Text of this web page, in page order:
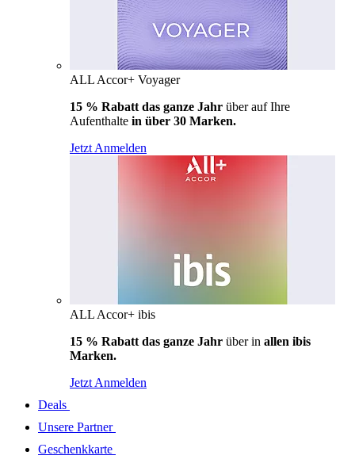
ALL Accor+ Voyager
15 % Rabatt das ganze Jahr über auf Ihre
Aufenthalte in über 30 Marken.
Jetzt Anmelden
ALL Accor+ ibis
15 % Rabatt das ganze Jahr über in allen ibis
Marken.
Jetzt Anmelden
Deals
Unsere Partner
Geschenkkarte